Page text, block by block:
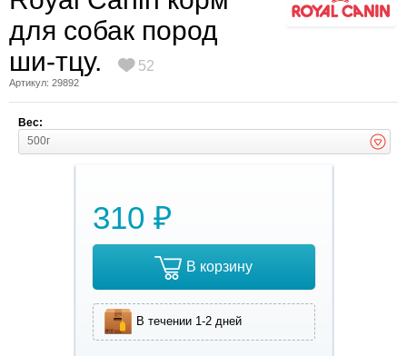
для собак пород
ши-тцу.
52
Артикул: 29892
Вес:
500г
310 ₽
В корзину
В течении 1-2 дней